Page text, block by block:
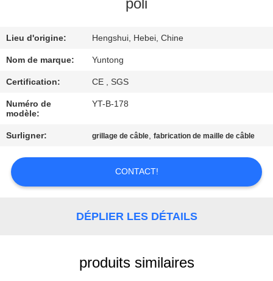
DE
QUALITÉ
CONTACTEZ-
NOUS
NOUVELLES
poli
Lieu d'origine: Hengshui, Hebei, Chine
Nom de marque: Yuntong
Certification: CE , SGS
Numéro de
modèle:
YT-B-178
Surligner: grillage de câble,fabrication de maille de câble
CONTACT!
DÉPLIER LES DÉTAILS
produits similaires